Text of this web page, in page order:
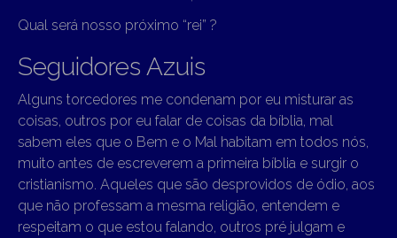
Qual será nosso próximo “rei” ?
Seguidores Azuis
Alguns torcedores me condenam por eu misturar as
coisas, outros por eu falar de coisas da bíblia, mal
sabem eles que o Bem e o Mal habitam em todos nós,
muito antes de escreverem a primeira bíblia e surgir o
cristianismo. Aqueles que são desprovidos de ódio, aos
que não professam a mesma religião, entendem e
respeitam o que estou falando, outros pré julgam e